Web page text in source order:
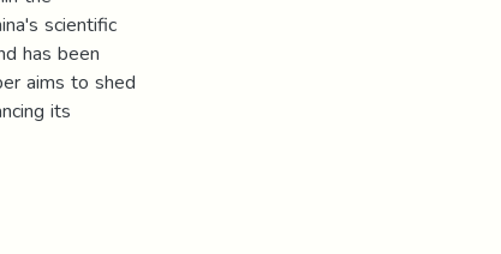
scientific
has been
aims to shed
its